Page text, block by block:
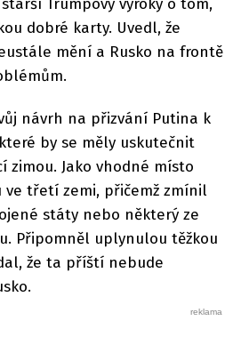
Trumpovy výroky o tom,
dobré karty. Uvedl, že
mění a Rusko na frontě
návrh na přizvání Putina k
by se měly uskutečnit
zimou. Jako vhodné místo
třetí zemi, přičemž zmínil
státy nebo některý ze
Připomněl uplynulou těžkou
že ta příští nebude